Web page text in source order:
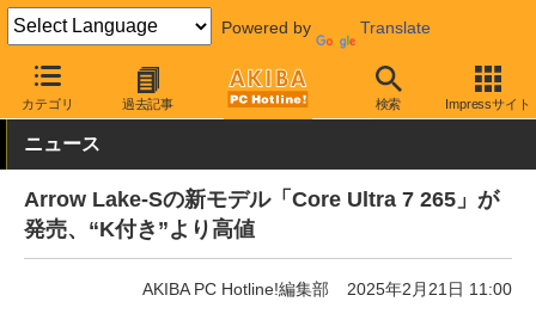
Powered by Translate
カテゴリ 過去記事 検索 Impressサイト
AKIBA PC Hotline! PCパーツ CPU
ニュース
Arrow Lake-Sの新モデル「Core Ultra 7 265」が
発売、“K付き”より高値
AKIBA PC Hotline!編集部 2025年2月21日 11:00